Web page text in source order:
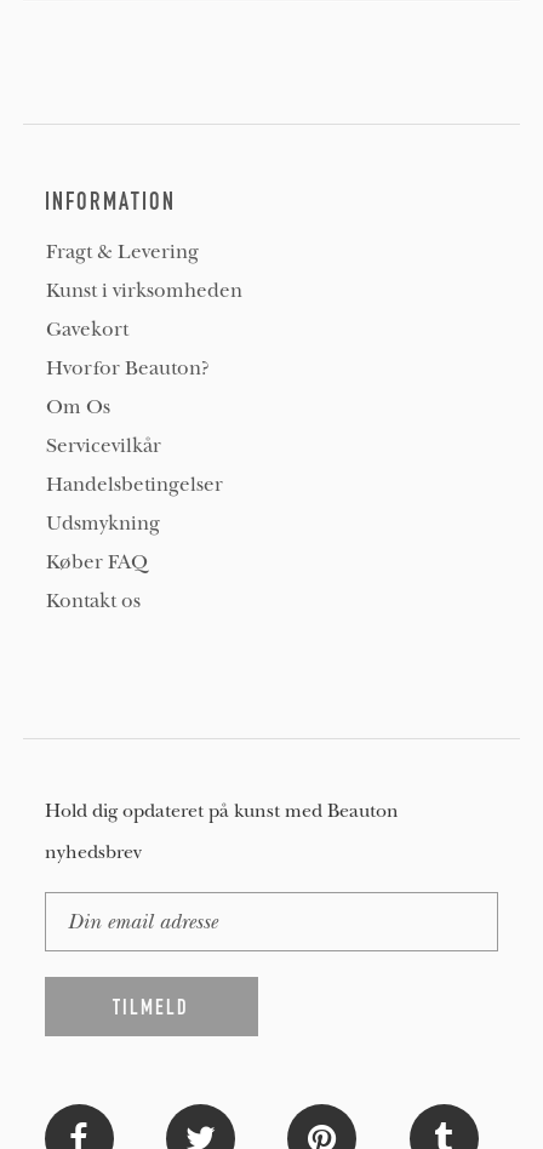
INFORMATION
Fragt & Levering
Kunst i virksomheden
Gavekort
Hvorfor Beauton?
Om Os
Servicevilkår
Handelsbetingelser
Udsmykning
Køber FAQ
Kontakt os
Hold dig opdateret på kunst med Beauton
nyhedsbrev